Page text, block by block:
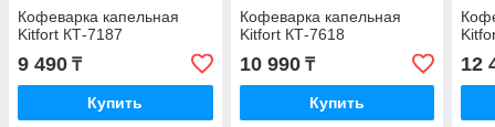
Кофеварка капельная
Kitfort КТ-7187
9 490 ₸
Купить
Кофеварка капельная
Kitfort КТ-7618
10 990₸
Купить
12